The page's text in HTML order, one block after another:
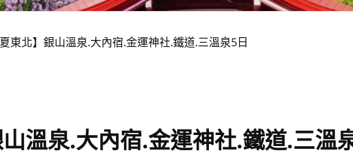
夏東北】銀山溫泉.大內宿.金運神社.鐵道.三溫泉5日
山溫泉.大內宿.金運神社.鐵道.三溫